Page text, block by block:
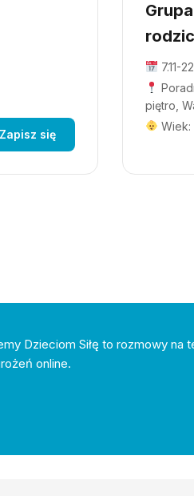
Zapisz się
7.11-
piętro,
Dzieciom Siłę to rozmowy
online.